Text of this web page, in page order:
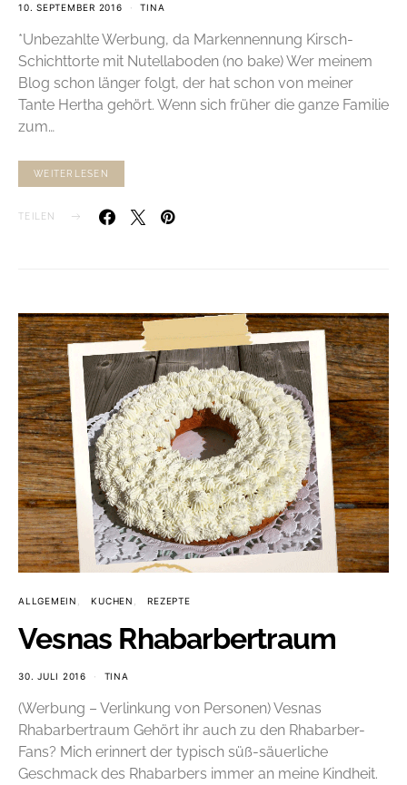
10. SEPTEMBER 2016 TINA
*Unbezahlte Werbung, da Markennennung Kirsch-
Schichttorte mit Nutellaboden (no bake) Wer meinem
Blog schon länger folgt, der hat schon von meiner
Tante Hertha gehört. Wenn sich früher die ganze Familie
zum…
WEITERLESEN
TEILEN
ALLGEMEIN KUCHEN REZEPTE
Vesnas Rhabarbertraum
30. JULI 2016 TINA
(Werbung – Verlinkung von Personen) Vesnas
Rhabarbertraum Gehört ihr auch zu den Rhabarber-
Fans? Mich erinnert der typisch süß-säuerliche
Geschmack des Rhabarbers immer an meine Kindheit.